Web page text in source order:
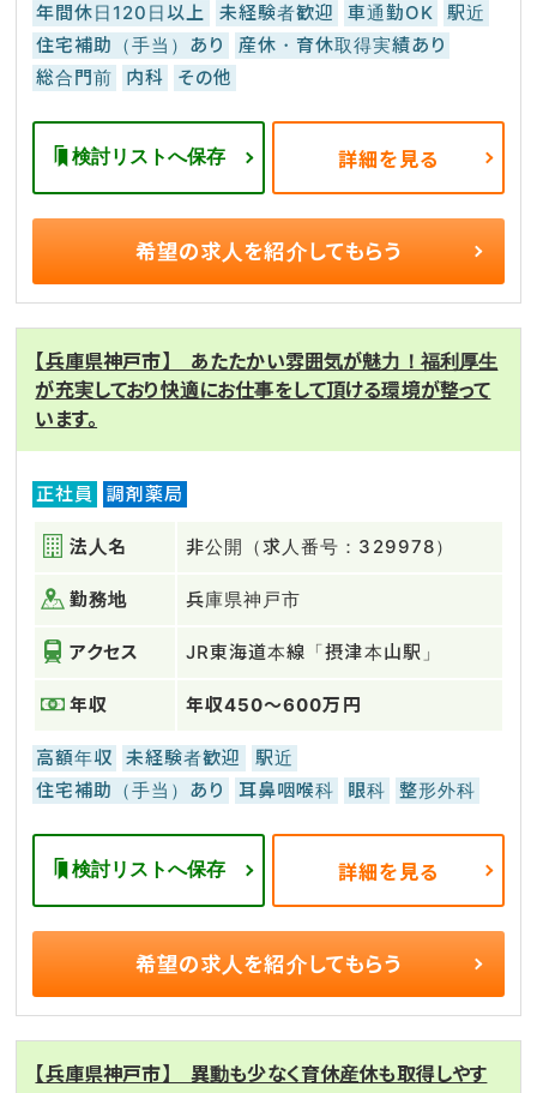
年間休日120日以上 未経験者歓迎 車通勤OK
駅近
住宅補助（手当）あり
産休・育休取得実績あり
総合門前
内科 その他
検討リストへ保存 詳細を見る
希望の求人を紹介してもらう
【兵庫県神戸市】 あたたかい雰囲気が魅力！福利厚生
が充実しており快適にお仕事をして頂ける環境が整って
います。
正社員 調剤薬局
法人名 非公開（求人番号：329978）
勤務地 兵庫県神戸市
アクセス JR東海道本線「摂津本山駅」
年収 年収450～600万円
高額年収 未経験者歓迎
駅近
住宅補助（手当）あり
耳鼻咽喉科 眼科 整形外科
検討リストへ保存 詳細を見る
希望の求人を紹介してもらう
【兵庫県神戸市】 異動も少なく育休産休も取得しやす